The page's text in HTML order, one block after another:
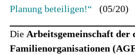
Planung beteiligen!“
(05/20)
Die Arbeitsgemeinschaft der
Familienorganisationen